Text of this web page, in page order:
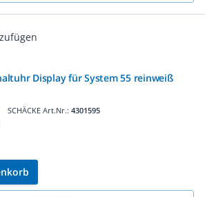
Display für System 55 reinweiß
SCHÄCKE Art.Nr.: 4301595